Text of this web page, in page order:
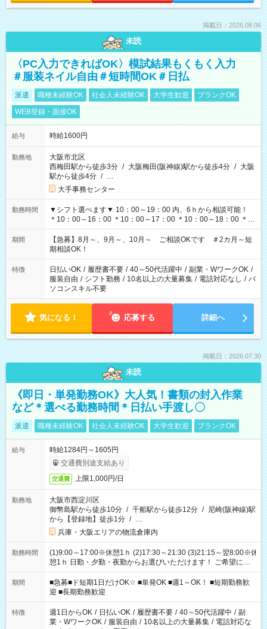
掲載日：2026.08.06
未読
〈PC入力できればOK〉模試結果もくもく入力
＃服装ネイル自由＃短時間OK＃日払
派遣 職種未経験OK 社会人未経験OK 大学生歓迎
ブランクOK
WEB登録・面接OK
給与 時給1600円
勤務地
大阪市北区
西梅田駅から徒歩3分 / 大阪梅田(阪神線)駅から徒歩4分 / 大阪
駅から徒歩4分 / …
大手事務センター
勤務時間
▼シフト選べます▼ 10：00～19：00 内、6ｈから相談可能！
＊10：00～16：00 ＊10：00～17：00 ＊10：00～18：00 ＊
11：00～19：00 ＊12：00～19：00 ＊13：00～19：00
期間
【急募】8月～、9月～、10月～ ご相談OKです ＃2カ月～短
期相談OK！
特徴 日払いOK / 履歴書不要 / 40～50代活躍中 / 副業・WワークOK /
服装自由 / シフト勤務 / 10名以上の大量募集 / 電話対応なし / パ
ソコンスキル不要
気になる！ 応募する 詳細へ
掲載日：2026.07.30
未読
《即日・単発勤務OK》大人気！書類の封入作業
など＊選べる勤務時間＊日払い手渡し〇
派遣 職種未経験OK 社会人未経験OK 大学生歓迎 ブランクOK
給与
時給1284円～1605円
交通費別途支給あり
交通費 上限1,000円/日
勤務地
大阪市西淀川区
御幣島駅から徒歩10分 / 千船駅から徒歩12分 / 尼崎(阪神線)駅
から【登録地】徒歩1分 / …
兵庫・大阪エリアの物流倉庫内
勤務時間
(1)9:00～17:00※休憩1ｈ (2)17:30～21:30 (3)21:15～翌8:00※休
憩1ｈ 日勤・夕勤・夜勤からお選びいただけます！ ご希望に合
わせて働けるお仕事です(*^^*) 【その他選べる勤務時間】 8-17
時/9-17時/9-18時/10-18時/11-21時/18-22時/20-翌4時/21-翌5
時/22-翌6時/0-翌8時 ご自身のご都合で選んで頂ける完全自由シ
フト！
期間
■急募■ド短期1日だけOK☆ ■単発OK ■週1～OK！ ■短期勤務歓
迎 ■長期勤務歓迎
特徴 週1日からOK / 日払いOK / 履歴書不要 / 40～50代活躍中 / 副
業・WワークOK / 服装自由 / 10名以上の大量募集 / 電話対応な